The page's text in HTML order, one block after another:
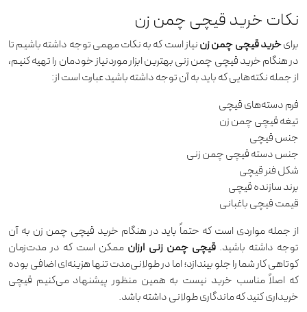
نکات خرید قیچی چمن زن
برایخرید قیچی چمن زننیاز است که به نکات مهمی توجه داشته باشیم تا
در هنگام خرید قیچی چمن زنی بهترین ابزار موردنیاز خودمان را تهیه کنیم،
از جمله نکته‌هایی که باید به آن توجه داشته باشید عبارت است از:
فرم دسته‌های قیچی
تیغه قیچی چمن زن
جنس قیچی
جنس دسته قیچی چمن زنی
شکل فنر قیچی
برند سازنده قیچی
قیمت قیچی باغبانی
از جمله مواردی است که حتماً باید در هنگام خرید قیچی چمن زن به آن
توجه داشته باشید.قیچی چمن زنی ارزان ممکن است که در مدت‌زمان
کوتاهی کار شما را جلو بیندازد؛ اما در طولانی‌مدت تنها هزینه‌ای اضافی بوده
که اصلاً مناسب خرید نیست به همین منظور پیشنهاد می‌کنیم قیچی
خریداری کنید که ماندگاری طولانی داشته باشد.